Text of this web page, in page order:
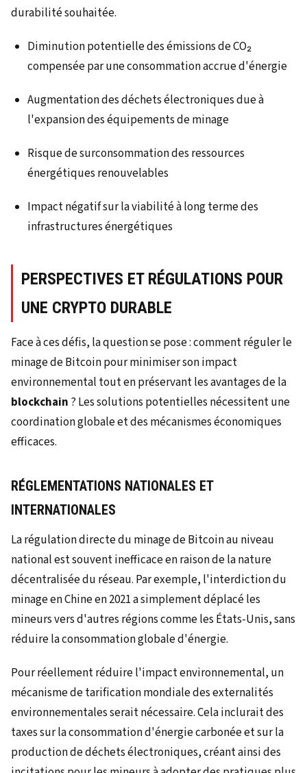
durabilité souhaitée.
Diminution potentielle des émissions de CO₂
compensée par une consommation accrue d'énergie
Augmentation des déchets électroniques due à
l'expansion des équipements de minage
Risque de surconsommation des ressources
énergétiques renouvelables
Impact négatif sur la viabilité à long terme des
infrastructures énergétiques
PERSPECTIVES ET RÉGULATIONS POUR
UNE CRYPTO DURABLE
Face à ces défis, la question se pose : comment réguler le
minage de Bitcoin pour minimiser son impact
environnemental tout en préservant les avantages de la
blockchain ? Les solutions potentielles nécessitent une
coordination globale et des mécanismes économiques
efficaces.
RÉGLEMENTATIONS NATIONALES ET
INTERNATIONALES
La régulation directe du minage de Bitcoin au niveau
national est souvent inefficace en raison de la nature
décentralisée du réseau. Par exemple, l'interdiction du
minage en Chine en 2021 a simplement déplacé les
mineurs vers d'autres régions comme les États-Unis, sans
réduire la consommation globale d'énergie.
Pour réellement réduire l'impact environnemental, un
mécanisme de tarification mondiale des externalités
environnementales serait nécessaire. Cela inclurait des
taxes sur la consommation d'énergie carbonée et sur la
production de déchets électroniques, créant ainsi des